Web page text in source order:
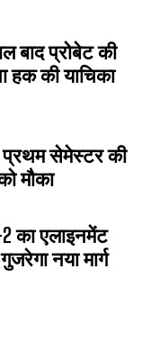
बाद प्रोबेट की
हक की याचिका
प्रथम सेमेस्टर की
मौका
2 का एलाइनमेंट
नया मार्ग